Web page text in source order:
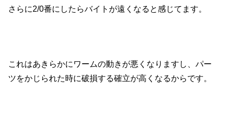
さらに2/0番にしたらバイトが遠くなると感じてます。
これはあきらかにワームの動きが悪くなりますし、パー
ツをかじられた時に破損する確立が高くなるからです。